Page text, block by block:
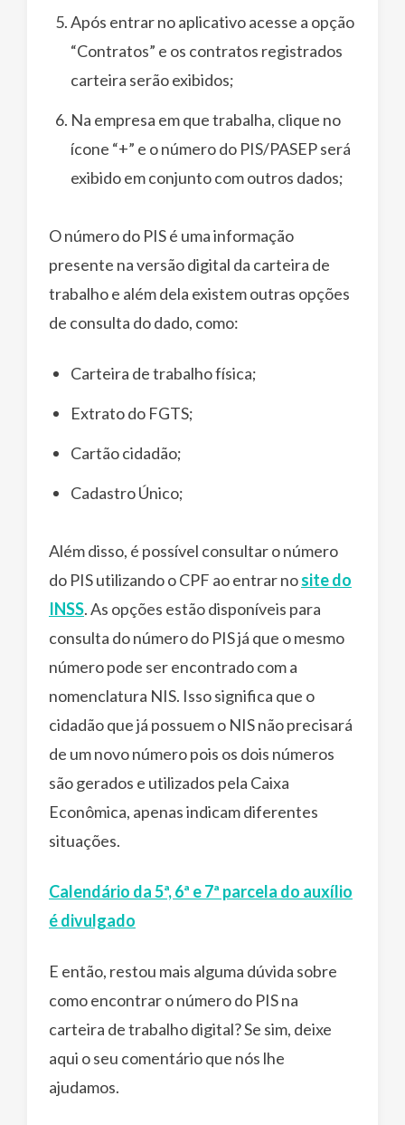
Após entrar no aplicativo acesse a opção
“Contratos” e os contratos registrados
carteira serão exibidos;
Na empresa em que trabalha, clique no
ícone “+” e o número do PIS/PASEP será
exibido em conjunto com outros dados;
O número do PIS é uma informação
presente na versão digital da carteira de
trabalho e além dela existem outras opções
de consulta do dado, como:
Carteira de trabalho física;
Extrato do FGTS;
Cartão cidadão;
Cadastro Único;
Além disso, é possível consultar o número
do PIS utilizando o CPF ao entrar nosite do
INSS. As opções estão disponíveis para
consulta do número do PIS já que o mesmo
número pode ser encontrado com a
nomenclatura NIS. Isso significa que o
cidadão que já possuem o NIS não precisará
de um novo número pois os dois números
são gerados e utilizados pela Caixa
Econômica, apenas indicam diferentes
situações.
Calendário da 5ª, 6ª e 7ª parcela do auxílio
é divulgado
E então, restou mais alguma dúvida sobre
como encontrar o número do PIS na
carteira de trabalho digital? Se sim, deixe
aqui o seu comentário que nós lhe
ajudamos.